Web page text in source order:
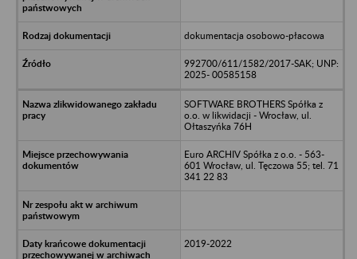
dokumentacja osobowo-płacowa
992700/611/1582/2017-SAK; UNP:
2025- 00585158
SOFTWARE BROTHERS Spółka z
o.o. w likwidacji - Wrocław, ul.
Ołtaszyńka 76H
Euro ARCHIV Spółka z o.o. - 563-
601 Wrocław, ul. Tęczowa 55; tel. 71
341 22 83
2019-2022